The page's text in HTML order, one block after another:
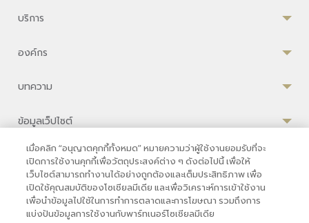
บริการ
องค์กร
บทความ
ข้อมูลเว็ปไซต์
ความเป็นส่วนตัว | เงื่อนไขการใช้งาน
นโยบายคุกกี้
© 2569 โรงพยาบาลบำรุงราษฎร์ในกรุงเทพ
ที่ได้รับการรับรองจาก JCI มาตรฐานโรงพยาบาลระดับสากล
เมื่อคลิก “อนุญาตคุกกี้ทั้งหมด” หมายความว่าผู้ใช้งานยอมรับที่จะ
เปิดการใช้งานคุกกี้เพื่อวัตถุประสงค์ต่าง ๆ ดังต่อไปนี้ เพื่อให้
เว็บไซต์สามารถทำงานได้อย่างถูกต้องและเต็มประสิทธิภาพ เพื่อ
เปิดใช้คุณสมบัติของโซเชียลมีเดีย และเพื่อวิเคราะห์การเข้าใช้งาน
เพื่อนำข้อมูลไปใช้ในการทำการตลาดและการโฆษณา รวมถึงการ
แบ่งปันข้อมูลการใช้งานกับพาร์ทเนอร์โซเชียลมีเดีย